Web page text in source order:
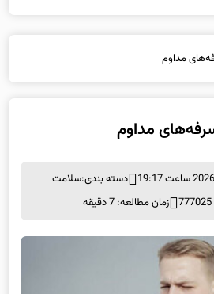
دسته بندی:سلامت
زمان مطالعه: 7 دقیقه